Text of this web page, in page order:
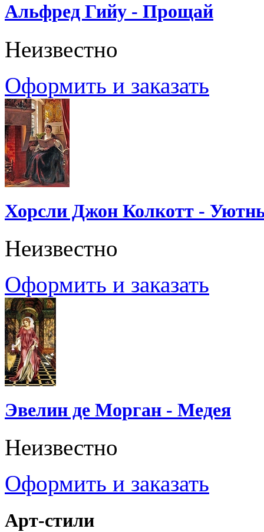
Альфред Гийу - Прощай
Неизвестно
Оформить и заказать
Хорсли Джон Колкотт -
Неизвестно
Оформить и заказать
Эвелин де Морган - Медея
Неизвестно
Оформить и заказать
Арт-стили